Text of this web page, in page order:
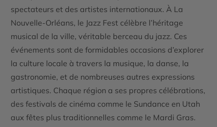
spectateurs et des artistes internationaux. À La
Nouvelle-Orléans, le Jazz Fest célèbre l’héritage
musical de la ville, véritable berceau du jazz. Ces
événements sont de formidables occasions d’explorer
la culture locale à travers la musique, la danse, la
gastronomie, et de nombreuses autres expressions
artistiques. Chaque région a ses propres célébrations,
des festivals de cinéma comme le Sundance en Utah
aux fêtes plus traditionnelles comme le Mardi Gras.